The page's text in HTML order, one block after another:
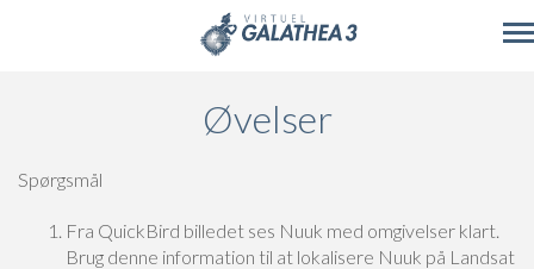
Øvelser
Spørgsmål
Fra QuickBird billedet ses Nuuk med omgivelser klart.
Brug denne information til at lokalisere Nuuk på Landsat